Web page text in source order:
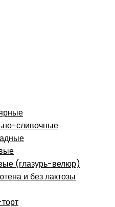
сливочные
(глазурь-велюр)
и без лактозы